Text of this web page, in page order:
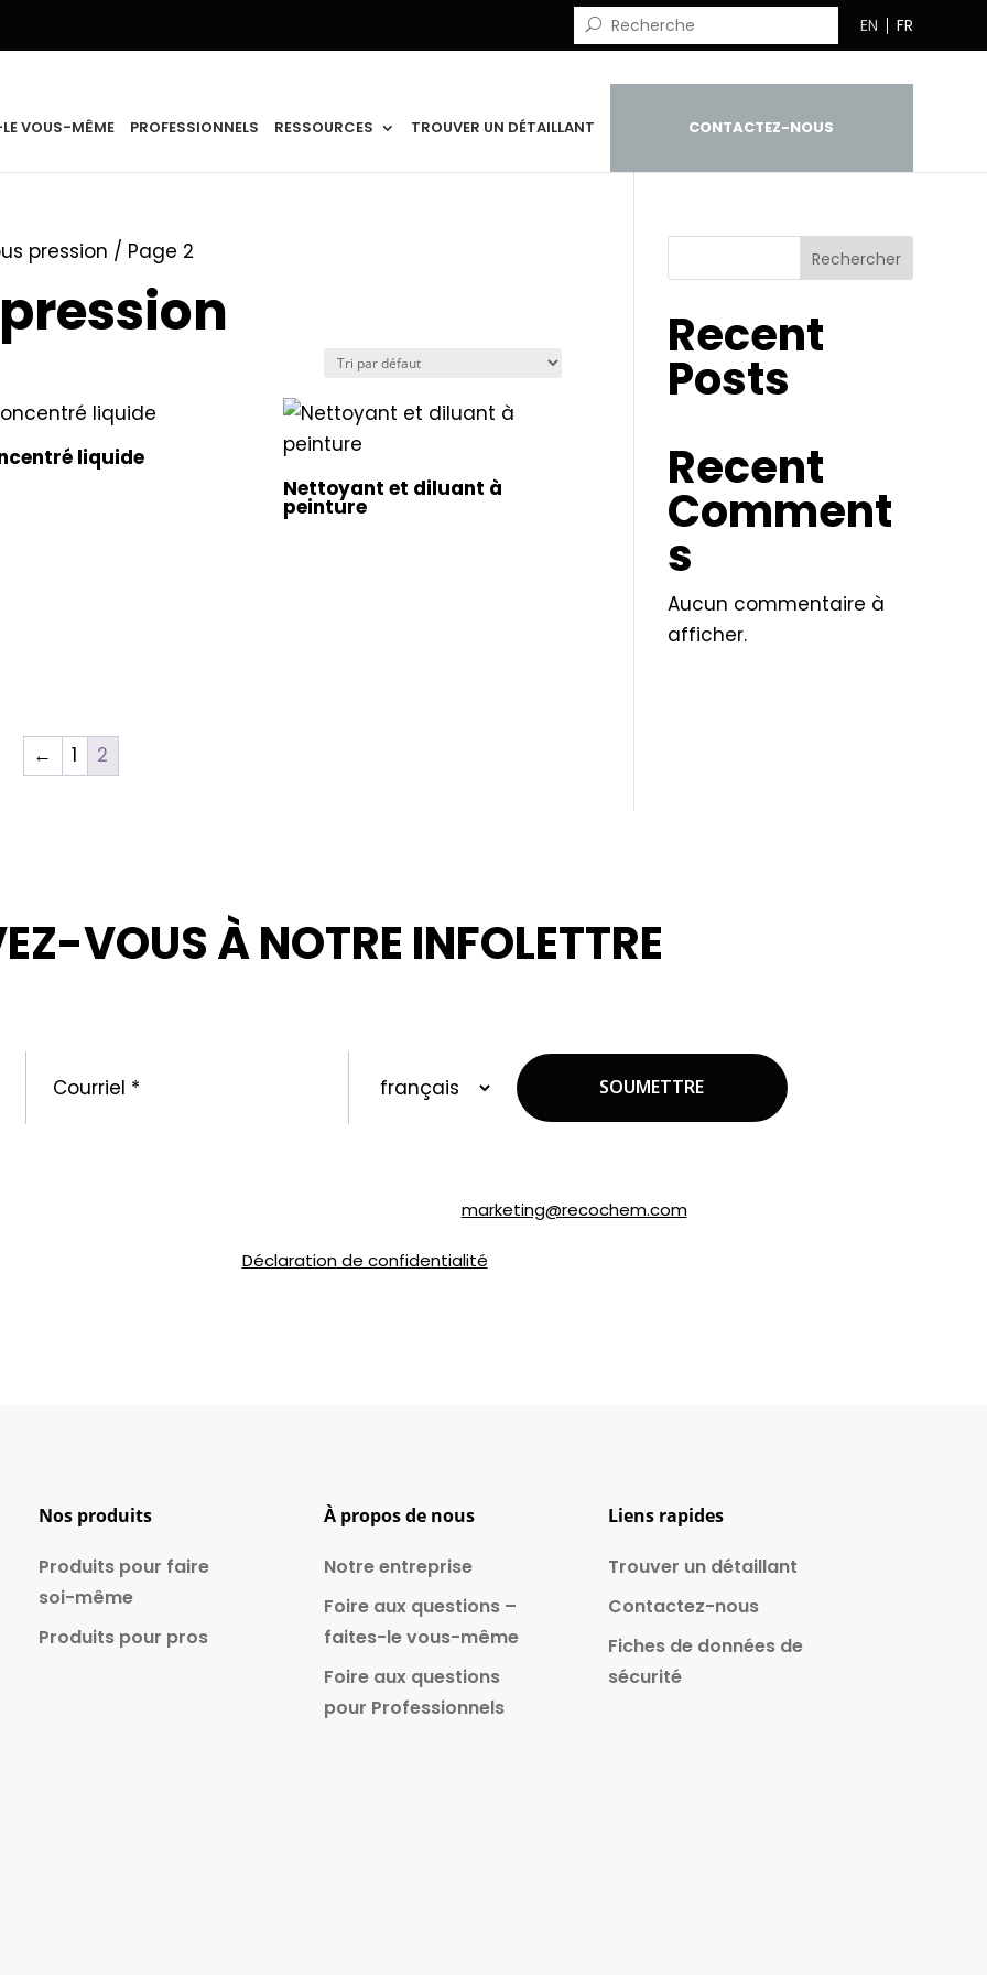
EN FR
VOUS-MÊME PROFESSIONNELS RESSOURCES TROUVER UN DÉTAILLANT CONTACTEZ-NOUS
pression / Page 2
liquide
Nettoyant et diluant à
peinture
← 1 2
Rechercher
Recent
Posts
Recent
Comment
s
Aucun commentaire à
afficher.
VOUS À NOTRE INFOLETTRE
préférée
marketing@recochem.com.
Déclaration de confidentialité
Nos produits
Produits pour faire
soi-même
Produits pour pros
À propos de nous
Notre entreprise
Foire aux questions –
faites-le vous-même
Foire aux questions
pour Professionnels
Liens rapides
Trouver un détaillant
Contactez-nous
Fiches de données de
sécurité